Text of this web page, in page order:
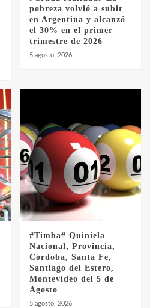
pobreza volvió a subir
en Argentina y alcanzó
el 30% en el primer
trimestre de 2026
5 agosto, 2026
#Timba# Quiniela
Nacional, Provincia,
Córdoba, Santa Fe,
Santiago del Estero,
Montevideo del 5 de
Agosto
5 agosto, 2026